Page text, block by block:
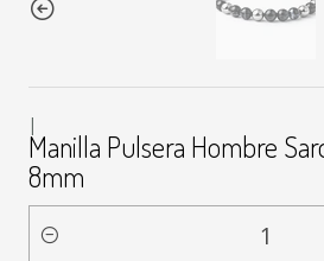
|
Manilla Pulsera Hombre
8mm
Cantidad